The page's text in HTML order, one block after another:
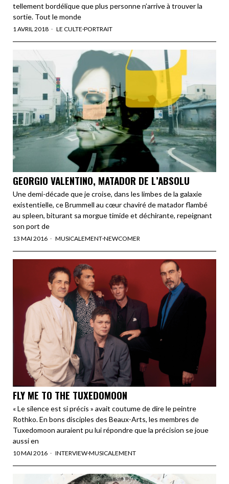
tellement bordélique que plus personne n’arrive à trouver la
sortie. Tout le monde
1 AVRIL 2018 LE CULTE·PORTRAIT
GEORGIO VALENTINO, MATADOR DE L’ABSOLU
Une demi-décade que je croise, dans les limbes de la galaxie
existentielle, ce Brummell au cœur chaviré de matador flambé
au spleen, biturant sa morgue timide et déchirante, repeignant
son port de
13 MAI 2016 MUSICALEMENT·NEWCOMER
FLY ME TO THE TUXEDOMOON
« Le silence est si précis » avait coutume de dire le peintre
Rothko. En bons disciples des Beaux-Arts, les membres de
Tuxedomoon auraient pu lui répondre que la précision se joue
aussi en
10 MAI 2016 INTERVIEW·MUSICALEMENT